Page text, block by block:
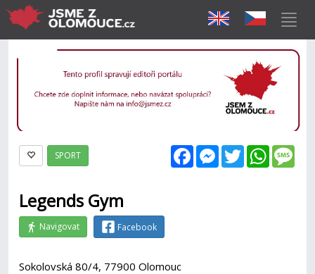
FacebookMessenger
Twitter
SPORT
Legends Gym
Navigovat Facebook
Sokolovská 80/4, 77900 Olomouc